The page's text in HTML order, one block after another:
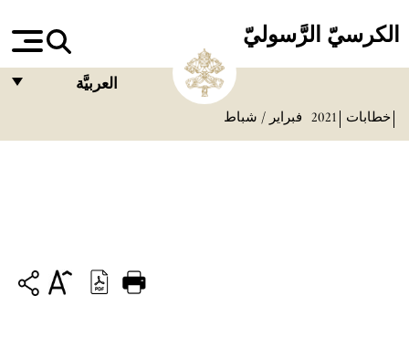
الكرسيّ الرَّسوليّ
العربيَّة
DEUTSCH
خطابات 2021 فبراير / شباط